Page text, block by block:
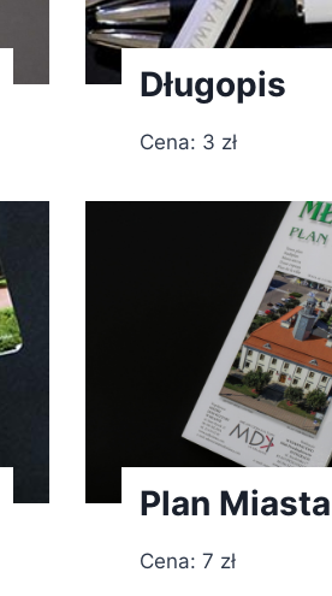
Długopis
Cena: 3 zł
Plan Miasta
Cena: 7 zł